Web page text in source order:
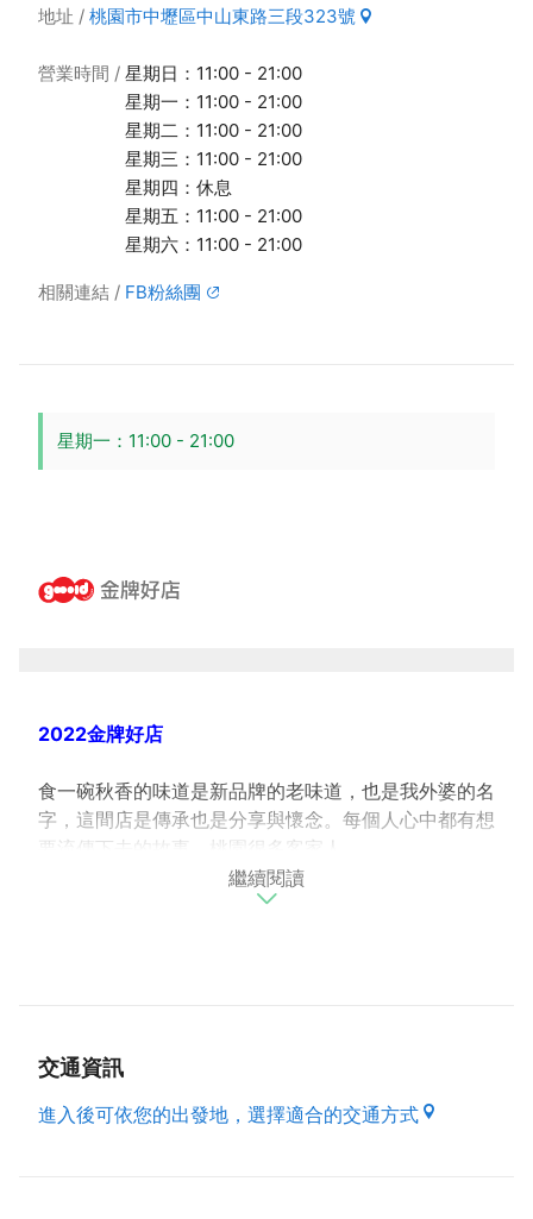
地址 桃園市中壢區中山東路三段323號
營業時間
星期日：11:00 - 21:00
星期一：11:00 - 21:00
星期二：11:00 - 21:00
星期三：11:00 - 21:00
星期四：休息
星期五：11:00 - 21:00
星期六：11:00 - 21:00
相關連結 FB粉絲團
星期一：11:00 - 21:00
2022金牌好店
食一碗秋香的味道是新品牌的老味道，也是我外婆的名
字，這間店是傳承也是分享與懷念。每個人心中都有想
要流傳下去的故事。桃園很多客家人
把客家元素帶入產品中，因此也使用大溪小農種植的韭
菜、復興鄉的香菇，香菇肉厚味香，另外我們尋找到在
（資料來源 : 本府經濟發展局）
繼續閱讀
交通資訊
進入後可依您的出發地，選擇適合的交通方式